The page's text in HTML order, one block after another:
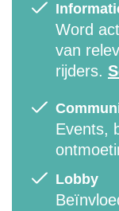
Word
van
rijders.
Events,
Lobby